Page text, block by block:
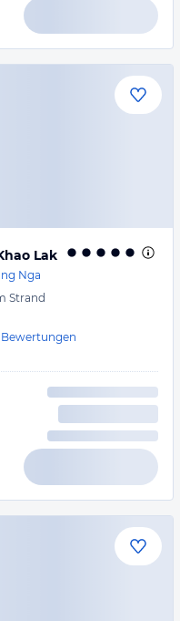
Lak
Nga
Strand
Bewertungen